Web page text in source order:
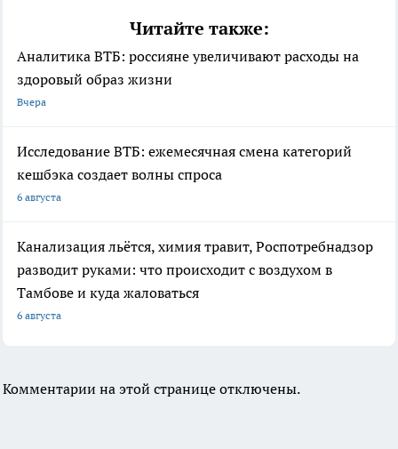
Читайте также:
Аналитика ВТБ: россияне увеличивают расходы на
здоровый образ жизни
Вчера
Исследование ВТБ: ежемесячная смена категорий
кешбэка создает волны спроса
6 августа
Канализация льётся, химия травит, Роспотребнадзор
разводит руками: что происходит с воздухом в
Тамбове и куда жаловаться
6 августа
Комментарии на этой странице отключены.